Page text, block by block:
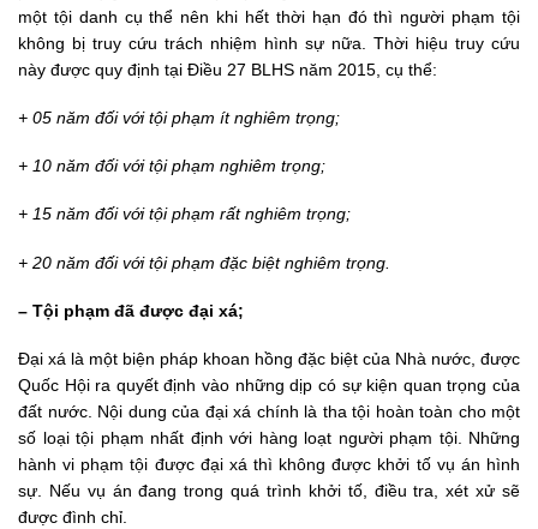
một tội danh cụ thể nên khi hết thời hạn đó thì người phạm tội
không bị truy cứu trách nhiệm hình sự nữa. Thời hiệu truy cứu
này được quy định tại Điều 27 BLHS năm 2015, cụ thể:
+ 05 năm đối với tội phạm ít nghiêm trọng;
+ 10 năm đối với tội phạm nghiêm trọng;
+ 15 năm đối với tội phạm rất nghiêm trọng;
+ 20 năm đối với tội phạm đặc biệt nghiêm trọng.
– Tội phạm đã được đại xá;
Đại xá là một biện pháp khoan hồng đặc biệt của Nhà nước, được
Quốc Hội ra quyết định vào những dịp có sự kiện quan trọng của
đất nước. Nội dung của đại xá chính là tha tội hoàn toàn cho một
số loại tội phạm nhất định với hàng loạt người phạm tội. Những
hành vi phạm tội được đại xá thì không được khởi tố vụ án hình
sự. Nếu vụ án đang trong quá trình khởi tố, điều tra, xét xử sẽ
được đình chỉ.